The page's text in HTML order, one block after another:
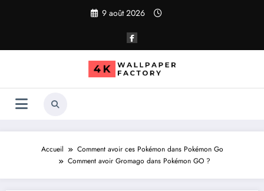
9 août 2026
Accueil
Comment avoir ces Pokémon dans Pokémon Go
Comment avoir Gromago dans Pokémon GO ?